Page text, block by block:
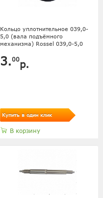
Кольцо уплотнительное 039,0-
5,0 (вала подъёмного
механизма) Rossel 039,0-5,0
3.00р.
Купить в один клик
В корзину